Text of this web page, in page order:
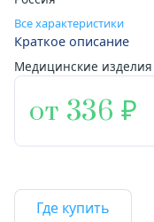
Все характеристики
Краткое описание
Медицинские изделия
от 336
Где купить